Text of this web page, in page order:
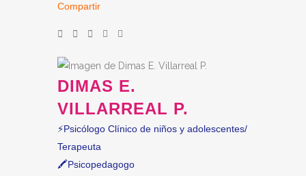
Compartir
DIMAS E.
VILLARREAL P.
⚡️Psicólogo Clínico de niños y adolescentes/
Terapeuta
🖍Psicopedagogo